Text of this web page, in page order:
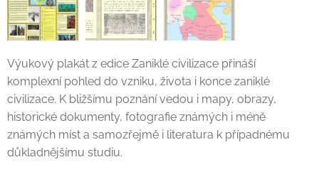
Výukový plakát z edice Zaniklé civilizace přináší
komplexní pohled do vzniku, života i konce zaniklé
civilizace. K bližšímu poznání vedou i mapy, obrazy,
historické dokumenty, fotografie známých i méně
známých míst a samozřejmě i literatura k případnému
důkladnějšímu studiu.